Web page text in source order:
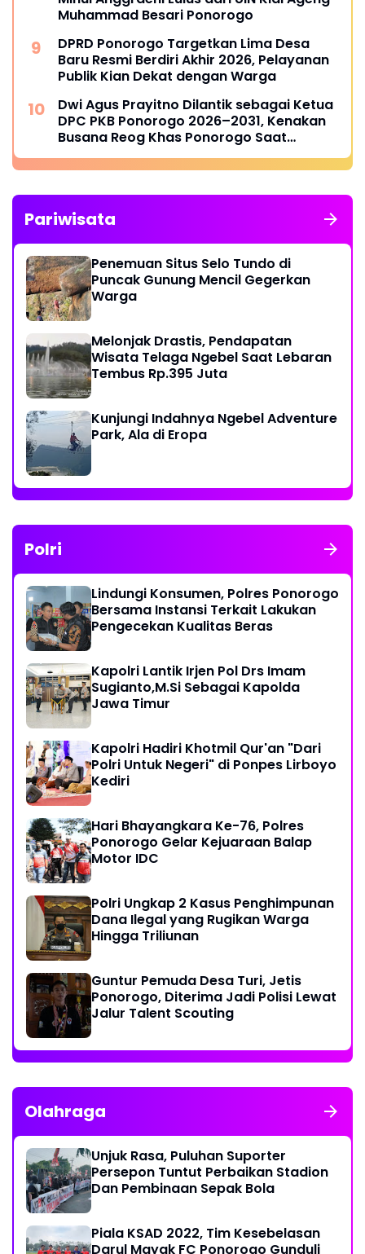
Muhammad Besari Ponorogo
DPRD Ponorogo Targetkan Lima Desa
Baru Resmi Berdiri Akhir 2026, Pelayanan
Publik Kian Dekat dengan Warga
Dwi Agus Prayitno Dilantik sebagai Ketua
DPC PKB Ponorogo 2026–2031, Kenakan
Busana Reog Khas Ponorogo Saat
Pelantikan
Pariwisata
Penemuan Situs Selo Tundo di
Puncak Gunung Mencil Gegerkan
Warga
Melonjak Drastis, Pendapatan
Wisata Telaga Ngebel Saat Lebaran
Tembus Rp.395 Juta
Kunjungi Indahnya Ngebel Adventure
Park, Ala di Eropa
Polri
Lindungi Konsumen, Polres Ponorogo
Bersama Instansi Terkait Lakukan
Pengecekan Kualitas Beras
Kapolri Lantik Irjen Pol Drs Imam
Sugianto,M.Si Sebagai Kapolda
Jawa Timur
Kapolri Hadiri Khotmil Qur'an "Dari
Polri Untuk Negeri" di Ponpes Lirboyo
Kediri
Hari Bhayangkara Ke-76, Polres
Ponorogo Gelar Kejuaraan Balap
Motor IDC
Polri Ungkap 2 Kasus Penghimpunan
Dana Ilegal yang Rugikan Warga
Hingga Triliunan
Guntur Pemuda Desa Turi, Jetis
Ponorogo, Diterima Jadi Polisi Lewat
Jalur Talent Scouting
Olahraga
Unjuk Rasa, Puluhan Suporter
Persepon Tuntut Perbaikan Stadion
Dan Pembinaan Sepak Bola
Piala KSAD 2022, Tim Kesebelasan
Darul Mayak FC Ponorogo Gunduli